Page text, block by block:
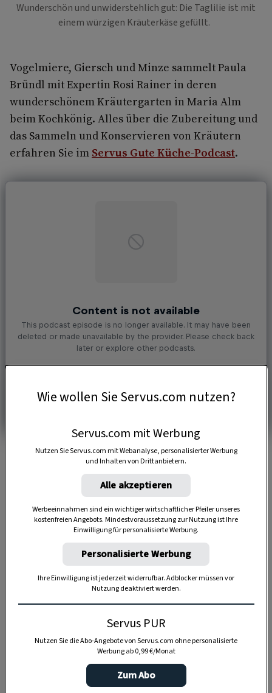
Wunderschön und unwiderstehlich gut: Die Taglilie ist mit
einem würzigen Kräuterkäse gefüllt.
Vogelmiere, Giersch und Minze sammelt Paula
Bründl mit Expertin Rosi Rainer in deren
wunderschönem Kräutergarten in Maria Alm
beim Kochkönig. Alles über die Zubereitung und
das Sammeln und Konservieren von Kräutern
erfahren Sie im Servus Gute Küche-Podcast.
4 Portionen
45 Minuten
Wie wollen Sie Servus.com nutzen?
Servus.com mit Werbung
Nutzen Sie Servus.com mit Webanalyse, personalisierter Werbung
und Inhalten von Drittanbietern.
Alle akzeptieren
Werbeeinnahmen sind ein wichtiger wirtschaftlicher Pfeiler unseres
kostenfreien Angebots. Mindestvoraussetzung zur Nutzung ist Ihre
Einwilligung für personalisierte Werbung.
Personalisierte Werbung
Ihre Einwilligung ist jederzeit widerrufbar. Adblocker müssen vor
Nutzung deaktiviert werden.
Servus PUR
Nutzen Sie die Abo-Angebote von Servus.com ohne personalisierte
Werbung ab 0,99 €/Monat
Zum Abo